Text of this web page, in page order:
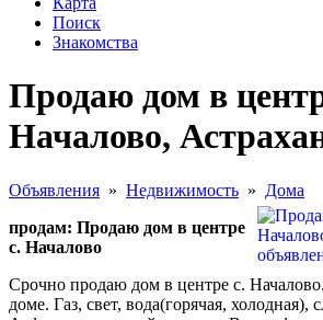
Поиск
Знакомства
Продаю дом в
Началово,
Объявления » Недвижимость » Дома
продам: Продаю дом в центре
с. Началово
Срочно продаю дом в центре с.
доме. Газ, свет, вода(горячая, холодная),